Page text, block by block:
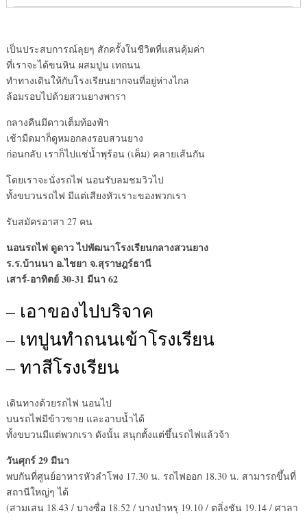
เป็นประสบการณ์ลุยๆ สักครั้งในชีวิตที่แสนคุ้มค่า
ที่เราจะได้ขนหิน ผสมปูน เทถนน
ทำทางเดินให้กับโรงเรียนยากจนที่อยู่ห่างไกล
ล้อมรอบไปด้วยสวนยางพารา
กลางคืนมีดาวเต็มท้องฟ้า
เช้ามืดมาก็ดูหมอกลงรอบสวนยาง
ก่อนกลับ เราก็ไปแช่น้ำพุร้อน (เค็ม) คลายเส้นกัน
โดยเราจะนั่งรถไฟ นอนรับลมชมวิวไป
ทั้งขบวนรถไฟ มีแต่เสียงหัวเราะของพวกเรา
รับสมัครอาสา 27 คน
นอนรถไฟ ดูดาว ไปพัฒนาโรงเรียนกลางสวนยาง
ร.ร.บ้านนา อ.ไชยา จ.สุราษฎร์ธานี
เสาร์-อาทิตย์ 30-31 มีนา 62
– เอาของไปบริจาค
– เทปูนทำถนนเข้าโรงเรียน
– ทาสีโรงเรียน
เดินทางด้วยรถไฟ นอนไป
บนรถไฟมีข้าวขาย และอาบน้ำได้
ทั้งขบวนมีแต่พวกเรา ดังนั้น สนุกตั้งแต่ขึ้นรถไฟแล้วจ้า
วันศุกร์ 29 มีนา
พบกันที่ศูนย์อาหารหัวลำโพง 17.30 น. รถไฟออก 18.30 น. สามารถขึ้นที่
สถานีใหญ่ๆ ได้
(สามเสน 18.43 / บางซื่อ 18.52 / บางบำหรุ 19.10 / ตลิ่งชัน 19.14 / ศาลา